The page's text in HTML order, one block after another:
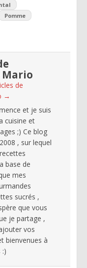
Pomme
Mario
de
→
et je suis
cuisine et
;) Ce blog
, sur lequel
base de
mes
sucrés ,
que vous
je partage ,
vos
bienvenues à